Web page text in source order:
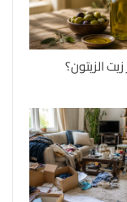
الزيتون؟